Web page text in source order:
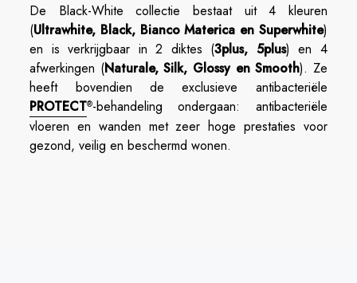
De Black-White collectie bestaat uit 4 kleuren
(Ultrawhite, Black, Bianco Materica en Superwhite)
en is verkrijgbaar in 2 diktes (3plus, 5plus) en 4
afwerkingen (Naturale, Silk, Glossy en Smooth). Ze
heeft bovendien de exclusieve antibacteriële
PROTECT®-behandeling ondergaan: antibacteriële
vloeren en wanden met zeer hoge prestaties voor
gezond, veilig en beschermd wonen.